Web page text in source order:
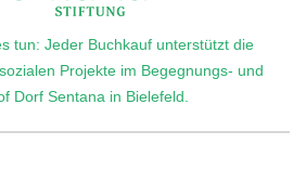
tun: Jeder Buchkauf unterstützt die
Projekte im Begegnungs- und
Dorf Sentana in Bielefeld.